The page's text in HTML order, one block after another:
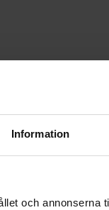
Information
och annonserna